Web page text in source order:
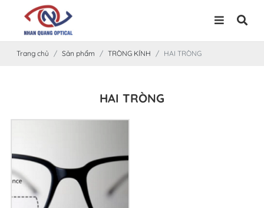
Trang chủ Sản phẩm TRÒNG KÍNH HAI TRÒNG
HAI TRÒNG